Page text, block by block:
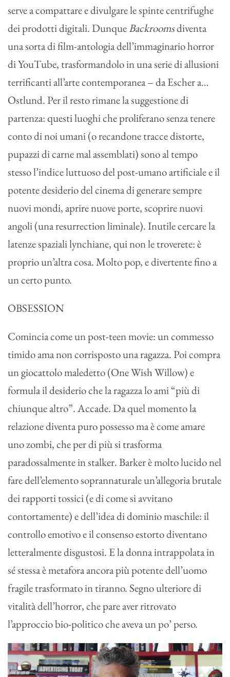
serve a compattare e divulgare le spinte centrifughe
dei prodotti digitali. DunqueBackroomsdiventa
una sorta di film-antologia dell’immaginario horror
di YouTube, trasformandolo in una serie di allusioni
terrificanti all’arte contemporanea – da Escher a…
Ostlund. Per il resto rimane la suggestione di
partenza: questi luoghi che proliferano senza tenere
conto di noi umani (o recandone tracce distorte,
pupazzi di carne mal assemblati) sono al tempo
stesso l’indice luttuoso del post-umano artificiale e il
potente desiderio del cinema di generare sempre
nuovi mondi, aprire nuove porte, scoprire nuovi
angoli (una resurrection liminale). Inutile cercare la
latenze spaziali lynchiane, qui non le troverete: è
proprio un’altra cosa. Molto pop, e divertente fino a
un certo punto.
OBSESSION
Comincia come un post-teen movie: un commesso
timido ama non corrisposto una ragazza. Poi compra
un giocattolo maledetto (One Wish Willow) e
formula il desiderio che la ragazza lo ami “più di
chiunque altro”. Accade. Da quel momento la
relazione diventa puro possesso ma è come amare
uno zombi, che per di più si trasforma
paradossalmente in stalker. Barker è molto lucido nel
fare dell’elemento soprannaturale un’allegoria brutale
dei rapporti tossici (e di come si avvitano
contortamente) e dell’idea di dominio maschile: il
controllo emotivo e il consenso estorto diventano
letteralmente disgustosi. E la donna intrappolata in
sé stessa è metafora ancora più potente dell’uomo
fragile trasformato in tiranno. Segno ulteriore di
vitalità dell’horror, che pare aver ritrovato
l’approccio bio-politico che aveva un po’ perso.